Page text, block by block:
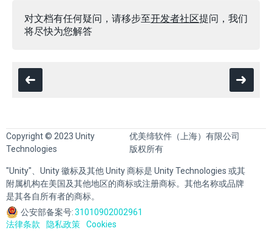
对文档有任何疑问，请移步至开发者社区提问，我们
将尽快为您解答
Copyright © 2023 Unity
Technologies
优美缔软件（上海）有限公司
版权所有
"Unity"、Unity 徽标及其他 Unity 商标是 Unity Technologies 或其
附属机构在美国及其他地区的商标或注册商标。其他名称或品牌
是其各自所有者的商标。
公安部备案号:31010902002961
法律条款
隐私政策 Cookies